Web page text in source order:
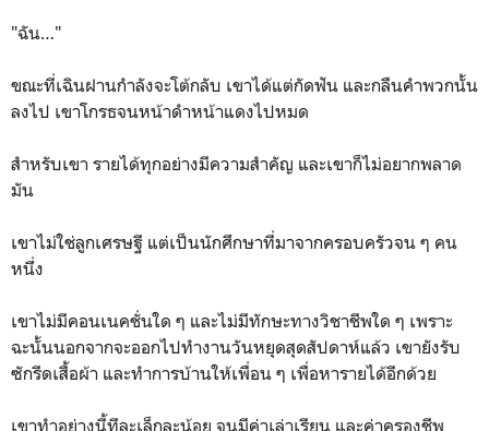
"ฉัน…"
ขณะที่เฉินฝานกำลังจะโต้กลับ เขาได้แต่กัดฟัน และกลืนคำพวกนั้น
ลงไป เขาโกรธจนหน้าดำหน้าแดงไปหมด
สำหรับเขา รายได้ทุกอย่างมีความสำคัญ และเขาก็ไม่อยากพลาด
มัน
เขาไม่ใช่ลูกเศรษฐี แต่เป็นนักศึกษาที่มาจากครอบครัวจน ๆ คน
หนึ่ง
เขาไม่มีคอนเนคชั่นใด ๆ และไม่มีทักษะทางวิชาชีพใด ๆ เพราะ
ฉะนั้นนอกจากจะออกไปทำงานวันหยุดสุดสัปดาห์แล้ว เขายังรับ
ซักรีดเสื้อผ้า และทำการบ้านให้เพื่อน ๆ เพื่อหารายได้อีกด้วย
เขาทำอย่างนี้ทีละเล็กละน้อย จนมีค่าเล่าเรียน และค่าครองชีพ